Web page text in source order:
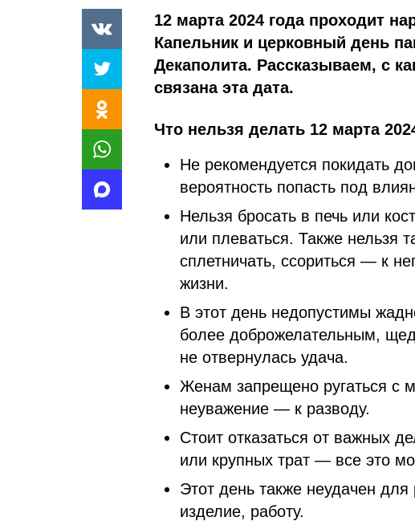
12 марта 2024 года проходит
Капельник и церковный день
Декаполита. Рассказываем, с
связана эта дата.
Что нельзя делать 12 марта
Не рекомендуется покидать
вероятность попасть под
Нельзя бросать в печь или
или плеваться. Также нельзя
сплетничать, ссориться — к
жизни.
В этот день недопустимы
более доброжелательным,
не отвернулась удача.
Женам запрещено ругаться с
неуважение — к разводу.
Стоит отказаться от важных
или крупных трат — все это
Этот день также неудачен
изделие, работу.